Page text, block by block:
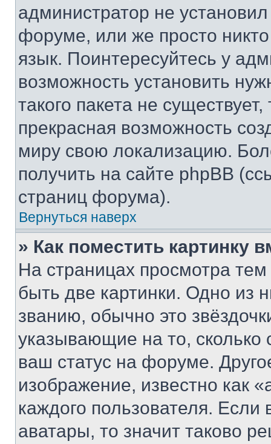
администратор не
форуме, или же просто
язык. Поинтересуйтесь у
возможность установить
такого пакета не
прекрасная возможность
миру свою локализацию.
получить на сайте phpBB
страниц форума).
Вернуться наверх
» Как поместить картинку
На страницах просмотра
быть две картинки. Одно из
званию, обычно это
указывающие на то,
ваш статус на форуме.
изображение, известно как
каждого пользователя.
аватары, то значит таково